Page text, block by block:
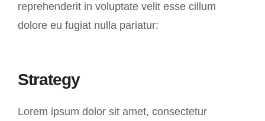
reprehenderit in voluptate velit esse cillum
dolore eu fugiat nulla pariatur:
Strategy
Lorem ipsum dolor sit amet, consectetur